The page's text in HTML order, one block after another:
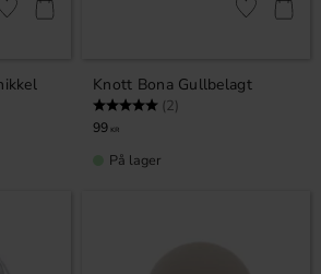
Lagre som favoritt
Knott Bona Gullbelagt
Karakter: (2)
99 KR
Lagre som
På lager